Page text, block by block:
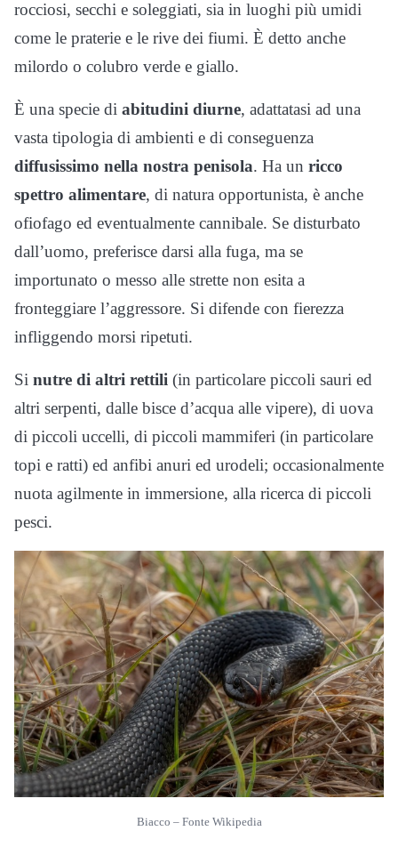
rocciosi, secchi e soleggiati, sia in luoghi più umidi
come le praterie e le rive dei fiumi. È detto anche
milordo o colubro verde e giallo.
È una specie di abitudini diurne, adattatasi ad una
vasta tipologia di ambienti e di conseguenza
diffusissimo nella nostra penisola. Ha un ricco
spettro alimentare, di natura opportunista, è anche
ofiofago ed eventualmente cannibale. Se disturbato
dall’uomo, preferisce darsi alla fuga, ma se
importunato o messo alle strette non esita a
fronteggiare l’aggressore. Si difende con fierezza
infliggendo morsi ripetuti.
Si nutre di altri rettili (in particolare piccoli sauri ed
altri serpenti, dalle bisce d’acqua alle vipere), di uova
di piccoli uccelli, di piccoli mammiferi (in particolare
topi e ratti) ed anfibi anuri ed urodeli; occasionalmente
nuota agilmente in immersione, alla ricerca di piccoli
pesci.
Biacco – Fonte Wikipedia